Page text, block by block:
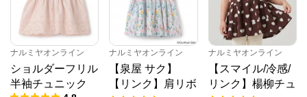
ナルミヤオンライン
ショルダーフリル
半袖チュニック
ナルミヤオンライン
【泉屋 サク】
【リンク】肩リボ
ナルミヤオンライン
【スマイル/冷感/
リンク】楊柳チュ